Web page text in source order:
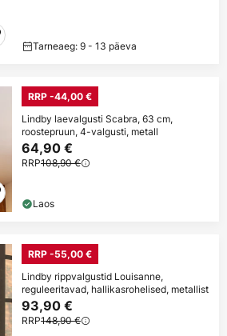
Tarneaeg: 9 - 13 päeva
RRP -44,00 €
Lindby laevalgusti Scabra, 63 cm,
roostepruun, 4-valgusti, metall
64,90 €
RRP108,90 €
Laos
RRP -55,00 €
Lindby rippvalgustid Louisanne,
reguleeritavad, hallikasrohelised, metallist
93,90 €
RRP148,90 €